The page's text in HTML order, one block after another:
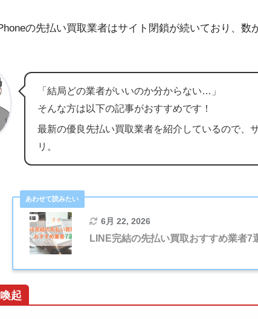
の先払い買取業者はサイト閉鎖が続いており、数
「結局どの業者がいいのか分からない…」
そんな方は以下の記事がおすすめです！
最新の優良先払い買取業者を紹介しているので、
リ。
6月 22, 2026
LINE完結の先払い買取おすすめ業者7
起